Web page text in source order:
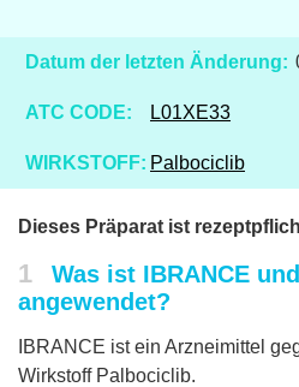
Datum der letzten Änderung:
ATC CODE: L01XE33
WIRKSTOFF: Palbociclib
Dieses Präparat ist
1
Was ist IBRANCE
angewendet?
IBRANCE ist ein Arzneimittel
Wirkstoff Palbociclib.